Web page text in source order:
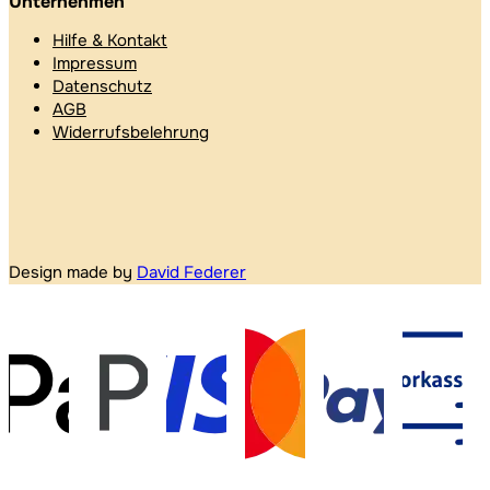
Hilfe & Kontakt
Impressum
Datenschutz
AGB
Widerrufsbelehrung
Design made by David Federer